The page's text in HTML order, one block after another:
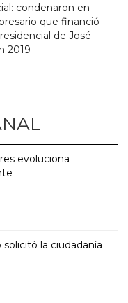
condenaron en
que financió
de José
2019
evoluciona
solicitó la ciudadanía